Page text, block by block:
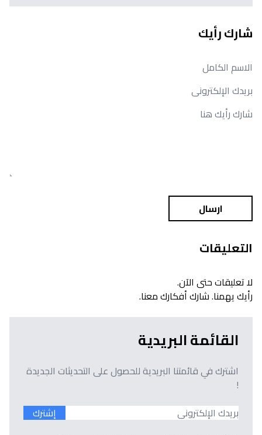
شارك رأيك
ارسال
التعليقات
لا تعليقات حتى الآن.
رأيك يهمنا. شارك أفكارك معنا.
القائمة البريدية
اشترك في قائمتنا البريدية للحصول على التحديثات الجديدة
!
إشترك